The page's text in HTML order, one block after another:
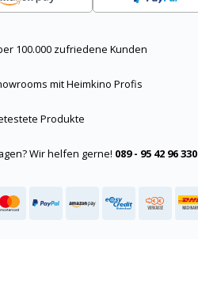
100.000 zufriedene Kunden
mit Heimkino Profis
Produkte
Wir helfen gerne! 089 - 95 42 96 330